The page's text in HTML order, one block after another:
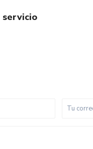
servicio